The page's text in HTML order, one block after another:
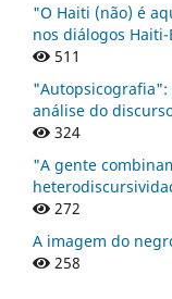
"O Haiti (não) é
nos diálogos
511
"Autopsicografia":
análise do
324
"A gente
272
A imagem do
258